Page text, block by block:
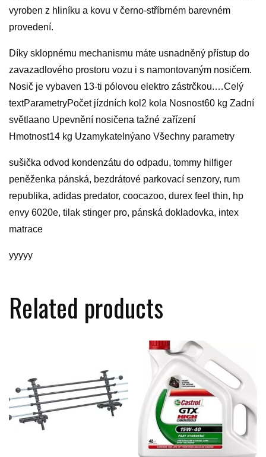
vyroben z hliníku a kovu v černo-stříbrném barevném
provedení.
Díky sklopnému mechanismu máte usnadněný přístup do
zavazadlového prostoru vozu i s namontovaným nosičem.
Nosič je vybaven 13-ti pólovou elektro zástrčkou.…Celý
textParametryPočet jízdních kol2 kola Nosnost60 kg Zadní
světlaano Upevnění nosičena tažné zařízení
Hmotnost14 kg Uzamykatelnýano Všechny parametry
sušička odvod kondenzátu do odpadu, tommy hilfiger
peněženka pánská, bezdrátové parkovací senzory, rum
republika, adidas predator, coocazoo, durex feel thin, hp
envy 6020e, tilak stinger pro, pánská dokladovka, intex
matrace
yyyyy
Related products